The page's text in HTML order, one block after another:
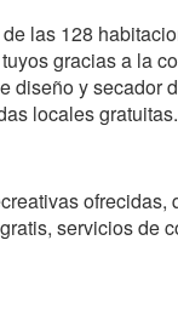
las 128
gracias a la
diseño y secador
locales gratuitas.
servicios de